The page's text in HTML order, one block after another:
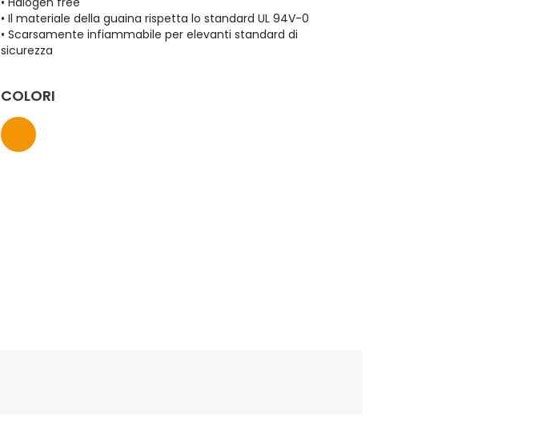
• Il materiale della guaina rispetta lo standard UL 94V-0
• Scarsamente infiammabile per elevanti standard di
sicurezza
COLORI